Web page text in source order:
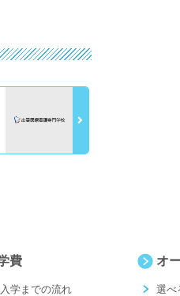
費
学までの流れ
オ
選べ